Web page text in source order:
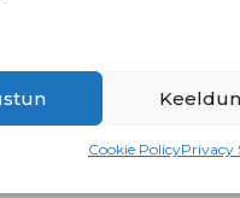
Keeldun
Cookie PolicyPrivacy